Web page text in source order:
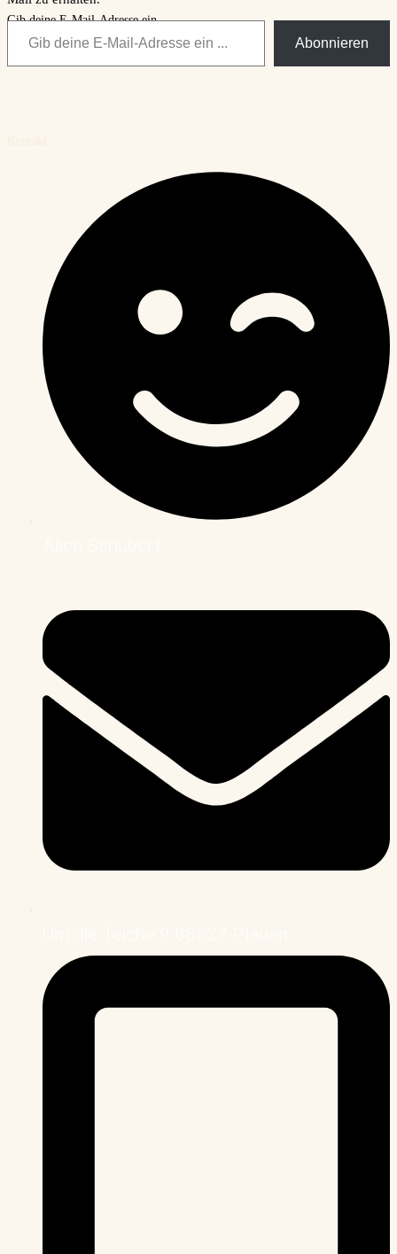
Gib deine E-Mail-Adresse ein ...
Abonnieren